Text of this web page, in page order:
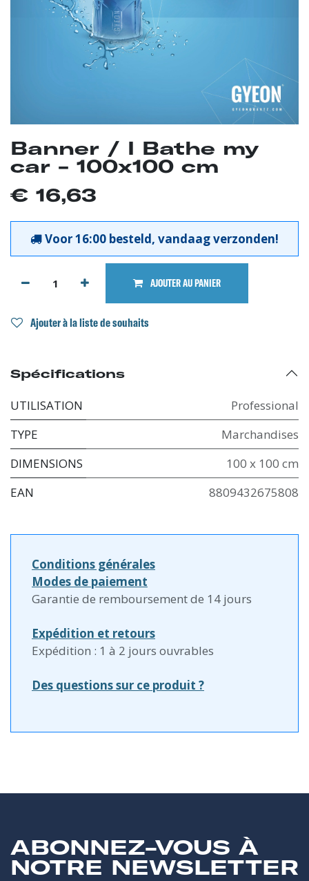
Banner / I Bathe my
car - 100x100 cm
€ 16,63
Voor 16:00 besteld, vandaag verzonden!
AJOUTER AU PANIER
Ajouter à la liste de souhaits
Spécifications
UTILISATION
Professional
TYPE
Marchandises
DIMENSIONS
100 x 100 cm
EAN
8809432675808
Conditions générales
Modes de paiement
Garantie de remboursement de 14 jours
Expédition et retours
Expédition : 1 à 2 jours ouvrables
Des questions sur ce produit ?
ABONNEZ-VOUS À
NOTRE NEWSLETTER